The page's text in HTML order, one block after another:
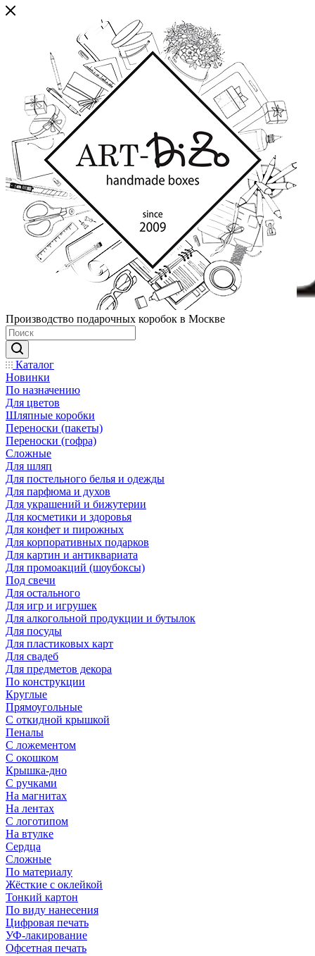
Производство подарочных коробок в Москве
Каталог
Новинки
По назначению
Для цветов
Шляпные коробки
Переноски (пакеты)
Переноски (гофра)
Сложные
Для шляп
Для постельного белья и одежды
Для парфюма и духов
Для украшений и бижутерии
Для косметики и здоровья
Для конфет и пирожных
Для корпоративных подарков
Для картин и антиквариата
Для промоакций (шоубоксы)
Под свечи
Для остального
Для игр и игрушек
Для алкогольной продукции и бутылок
Для посуды
Для пластиковых карт
Для свадеб
Для предметов декора
По конструкции
Круглые
Прямоугольные
С откидной крышкой
Пеналы
С ложементом
С окошком
Крышка-дно
С ручками
На магнитах
На лентах
С логотипом
На втулке
Сердца
Сложные
По материалу
Жёсткие с оклейкой
Тонкий картон
По виду нанесения
Цифровая печать
УФ-лакирование
Офсетная печать